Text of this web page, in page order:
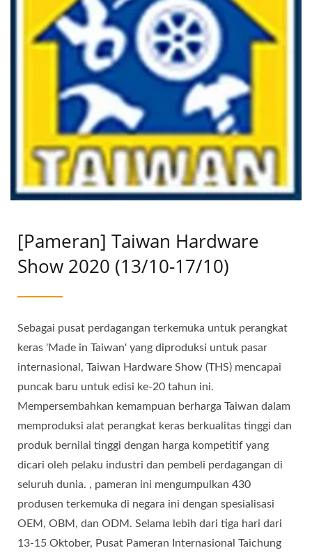
Taichung akan menampung spektrum lengkap produk
berkualitas tinggi untuk aplikasi multi-sektor yang tersedia
untuk pemesanan langsung.
[Pameran] Taiwan Hardware
Show 2020 (13/10-17/10)
Sebagai pusat perdagangan terkemuka untuk perangkat
keras 'Made in Taiwan' yang diproduksi untuk pasar
internasional, Taiwan Hardware Show (THS) mencapai
puncak baru untuk edisi ke-20 tahun ini.
Mempersembahkan kemampuan berharga Taiwan dalam
memproduksi alat perangkat keras berkualitas tinggi dan
produk bernilai tinggi dengan harga kompetitif yang
dicari oleh pelaku industri dan pembeli perdagangan di
seluruh dunia. , pameran ini mengumpulkan 430
produsen terkemuka di negara ini dengan spesialisasi
OEM, OBM, dan ODM. Selama lebih dari tiga hari dari
13-15 Oktober, Pusat Pameran Internasional Taichung